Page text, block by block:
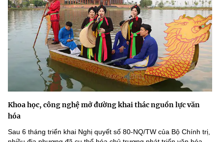
Khoa học, công nghệ mở đường khai thác nguồn lực văn
hóa
Sau 6 tháng triển khai Nghị quyết số 80-NQ/TW của Bộ Chính trị,